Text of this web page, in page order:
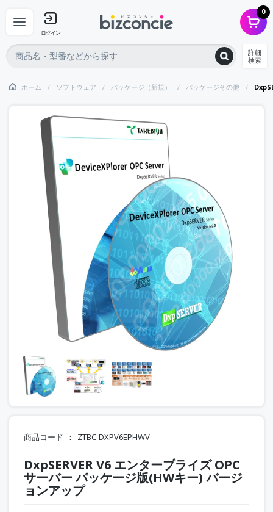
ログイン
0
詳細
検索
ホーム ソフトウェア パッケージ（新規） パッケージその他
商品コード ZTBC-DXPV6EPHWV
DxpSERVER V6 エンタープライズ OPC
サーバー パッケージ版(HWキー) バージ
ョンアップ